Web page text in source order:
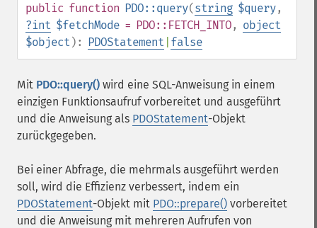
public function PDO::query(string $query,
?int $fetchMode = PDO::FETCH_INTO, object
$object ): PDOStatement false
Mit PDO::query() wird eine SQL-Anweisung in einem
einzigen Funktionsaufruf vorbereitet und ausgeführt
und die Anweisung als PDOStatement-Objekt
zurückgegeben.
Bei einer Abfrage, die mehrmals ausgeführt werden
soll, wird die Effizienz verbessert, indem ein
PDOStatement-Objekt mit PDO::prepare() vorbereitet
und die Anweisung mit mehreren Aufrufen von